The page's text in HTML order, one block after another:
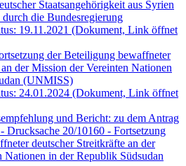
Staatsangehörigkeit aus Syrien
die Bundesregierung
19.11.2021 (Dokument, Link öffnet
der Beteiligung bewaffneter
der Mission der Vereinten Nationen
(UNMISS)
24.01.2024 (Dokument, Link öffnet
und Bericht: zu dem Antrag
Drucksache 20/10160 - Fortsetzung
deutscher Streitkräfte an der
Nationen in der Republik Südsudan